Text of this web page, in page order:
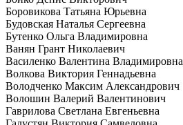
Боровикова Татьяна Юрьевна
Будовская Наталья Сергеевна
Бутенко Ольга Владимировна
Ванян Грант Николаевич
Василенко Валентина Владимировна
Волкова Виктория Геннадьевна
Володченко Максим Александрович
Волошин Валерий Валентинович
Гаврилова Светлана Евгеньевна